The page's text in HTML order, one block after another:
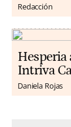
Redacción
Hesperia
Intriva
Daniela Rojas